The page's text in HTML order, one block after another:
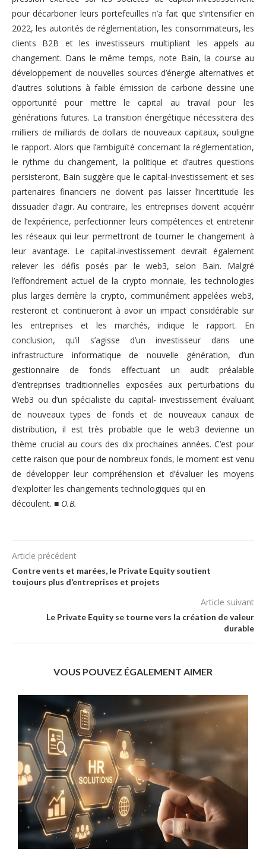
pour décarboner leurs portefeuilles n’a fait que s’intensifier en
2022, les autorités de réglementation, les consommateurs, les
clients B2B et les investisseurs multipliant les appels au
changement. Dans le même temps, note Bain, la course au
développement de nouvelles sources d’énergie alternatives et
d’autres solutions à faible émission de carbone dessine une
opportunité pour mettre le capital au travail pour les
générations futures. La transition énergétique nécessitera des
milliers de milliards de dollars de nouveaux capitaux, souligne
le rapport. Alors que l’ambiguïté concernant la réglementation,
le rythme du changement, la politique et d’autres questions
persisteront, Bain suggère que le capital-investissement et ses
partenaires financiers ne doivent pas laisser l’incertitude les
dissuader d’agir. Au contraire, les entreprises doivent acquérir
de l’expérience, perfectionner leurs compétences et entretenir
les réseaux qui leur permettront de tourner le changement à
leur avantage. Le capital-investissement devrait également
relever les défis posés par le web3, selon Bain. Malgré
l’effondrement actuel de la crypto monnaie, les technologies
plus larges derrière la crypto, communément appelées web3,
resteront et continueront à avoir un impact considérable sur
les entreprises et les marchés, indique le rapport. En
conclusion, qu’il s’agisse d’un investisseur dans une
infrastructure informatique de nouvelle génération, d’un
gestionnaire de fonds effectuant un audit préalable
d’entreprises traditionnelles exposées aux perturbations du
Web3 ou d’un spécialiste du capital- investissement évaluant
de nouveaux types de fonds et de nouveaux canaux de
distribution, il est très probable que le web3 devienne un
thème crucial au cours des dix prochaines années. C’est pour
cette raison que pour de nombreux fonds, le moment est venu
de développer leur compréhension et d’évaluer les moyens
d’exploiter les changements technologiques qui en
découlent. ■ O.B.
Article précédent
Contre vents et marées, le Private Equity soutient
toujours plus d’entreprises et projets
Article suivant
Le Private Equity se tourne vers la création de valeur
durable
VOUS POUVEZ ÉGALEMENT AIMER